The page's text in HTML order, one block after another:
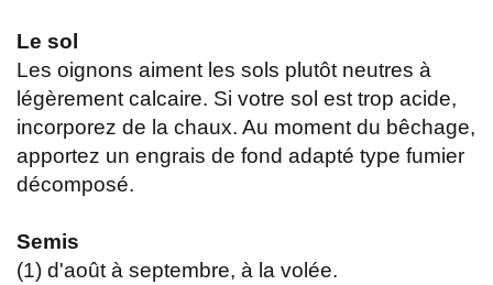
Le sol
Les oignons aiment les sols plutôt neutres à
légèrement calcaire. Si votre sol est trop acide,
incorporez de la chaux. Au moment du bêchage,
apportez un engrais de fond adapté type fumier
décomposé.
Semis
(1) d'août à septembre, à la volée.